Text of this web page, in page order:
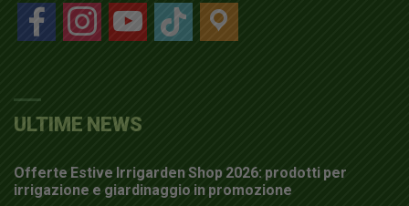
facebookinstagramyoutube tiktok location
ULTIME NEWS
Offerte Estive Irrigarden Shop 2026: prodotti per
irrigazione e giardinaggio in promozione